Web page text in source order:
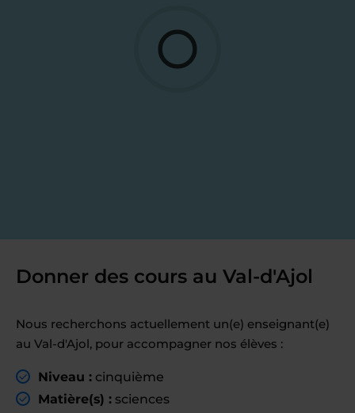
Donner des cours au Val-d'Ajol
Nous recherchons actuellement un(e) enseignant(e)
au Val-d'Ajol, pour accompagner nos élèves :
Niveau : cinquième
Matière(s) : sciences